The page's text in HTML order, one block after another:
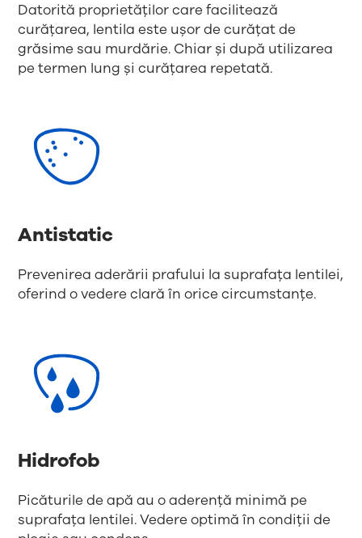
Datorită proprietăților care facilitează
curățarea, lentila este ușor de curățat de
grăsime sau murdărie. Chiar și după utilizarea
pe termen lung și curățarea repetată.
Antistatic
Prevenirea aderării prafului la suprafața lentilei,
oferind o vedere clară în orice circumstanțe.
Hidrofob
Picăturile de apă au o aderență minimă pe
suprafața lentilei. Vedere optimă în condiții de